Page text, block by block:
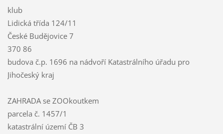
klub
Lidická třída 124/11
České Budějovice 7
370 86
budova č.p. 1696 na nádvoří Katastrálního úřadu pro
Jihočeský kraj
ZAHRADA se ZOOkoutkem
parcela č. 1457/1
katastrální území ČB 3